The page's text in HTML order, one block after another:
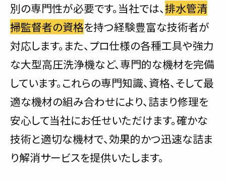
別の専門性が必要です。当社では、排水管清
掃監督者の資格を持つ経験豊富な技術者が
対応します。また、プロ仕様の各種工具や強力
な大型高圧洗浄機など、専門的な機材を完備
しています。これらの専門知識、資格、そして最
適な機材の組み合わせにより、詰まり修理を
安心して当社にお任せいただけます。確かな
技術と適切な機材で、効果的かつ迅速な詰ま
り解消サービスを提供いたします。